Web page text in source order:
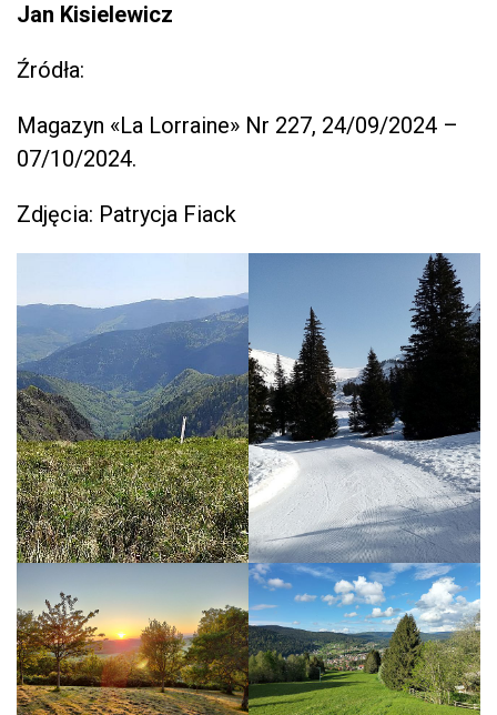
Jan Kisielewicz
Źródła:
Magazyn «La Lorraine» Nr 227, 24/09/2024 –
07/10/2024.
Zdjęcia: Patrycja Fiack